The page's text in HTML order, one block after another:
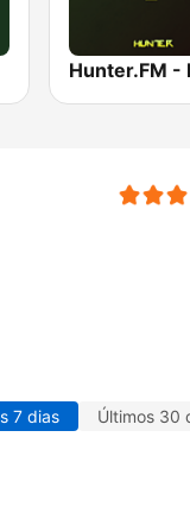
Hunter.FM -
7 dias Últimos 30